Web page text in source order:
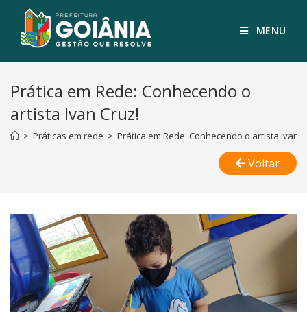
MENU
Prática em Rede: Conhecendo o
artista Ivan Cruz!
> Práticas em rede > Prática em Rede: Conhecendo o artista Ivan
Voltar